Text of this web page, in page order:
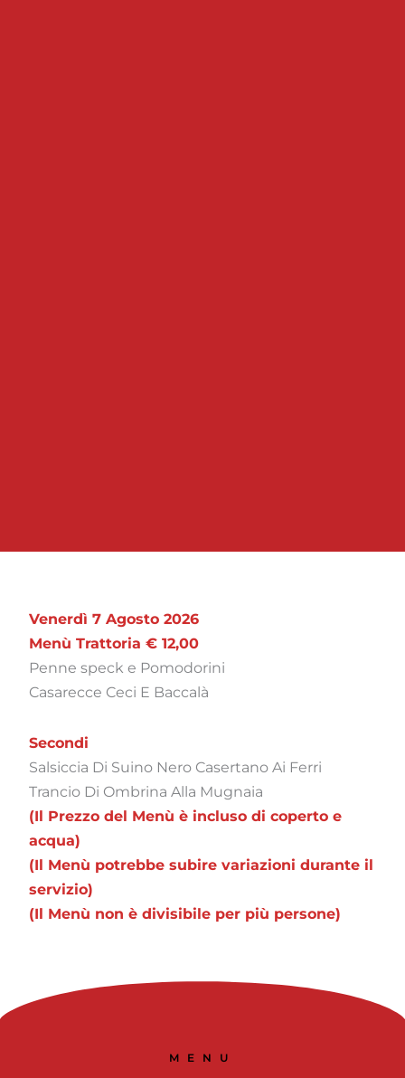
Venerdì 7 Agosto 2026
Menù Trattoria € 12,00
Penne speck e Pomodorini
Casarecce Ceci E Baccalà
Secondi
Salsiccia Di Suino Nero Casertano Ai Ferri
Trancio Di Ombrina Alla Mugnaia
(Il Prezzo del Menù è incluso di coperto e
acqua)
(Il Menù potrebbe subire variazioni durante il
servizio)
(Il Menù non è divisibile per più persone)
MENU